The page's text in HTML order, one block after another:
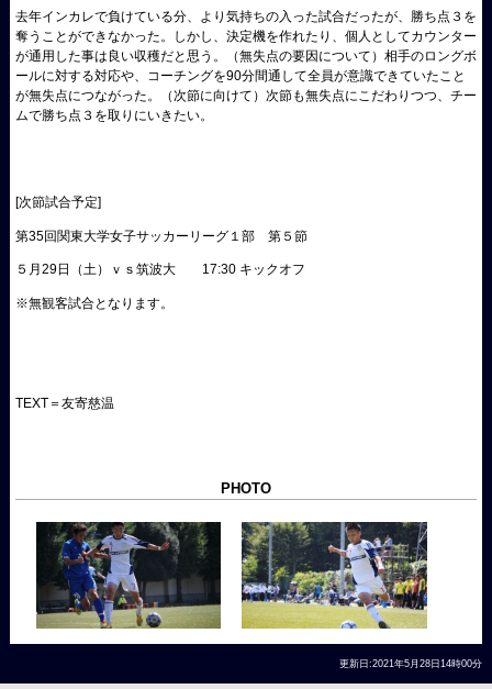
去年インカレで負けている分、より気持ちの入った試合だったが、勝ち点３を
奪うことができなかった。しかし、決定機を作れたり、個人としてカウンター
が通用した事は良い収穫だと思う。（無失点の要因について）相手のロングボ
ールに対する対応や、コーチングを90分間通して全員が意識できていたこと
が無失点につながった。（次節に向けて）次節も無失点にこだわりつつ、チー
ムで勝ち点３を取りにいきたい。
[次節試合予定]
第35回関東大学女子サッカーリーグ１部 第５節
５月29日（土）ｖｓ筑波大 17:30 キックオフ
※無観客試合となります。
TEXT＝友寄慈温
PHOTO
更新日:2021年5月28日14時00分